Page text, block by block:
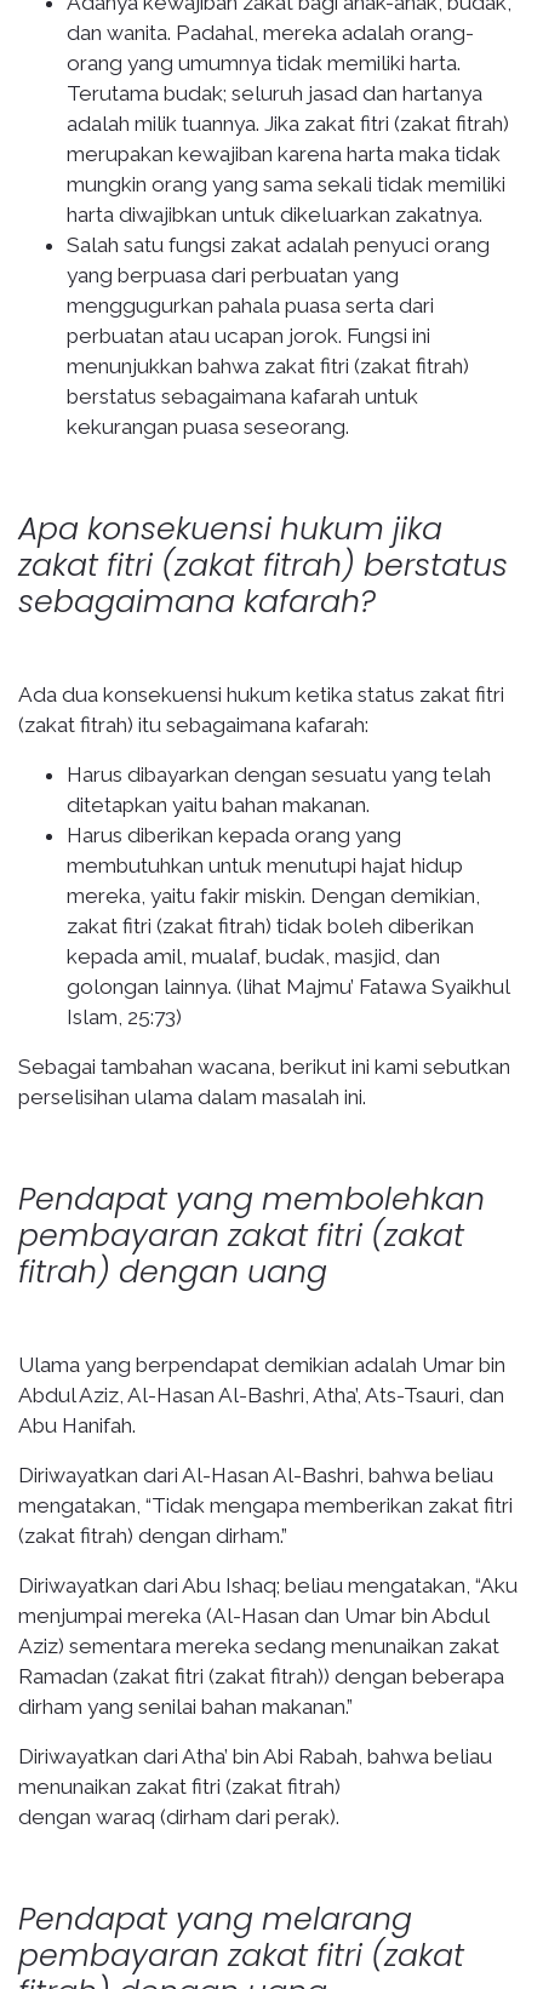
dan wanita. Padahal, mereka adalah orang-
orang yang umumnya tidak memiliki harta.
Terutama budak; seluruh jasad dan hartanya
adalah milik tuannya. Jika zakat fitri (zakat fitrah)
merupakan kewajiban karena harta maka tidak
mungkin orang yang sama sekali tidak memiliki
harta diwajibkan untuk dikeluarkan zakatnya.
Salah satu fungsi zakat adalah penyuci orang
yang berpuasa dari perbuatan yang
menggugurkan pahala puasa serta dari
perbuatan atau ucapan jorok. Fungsi ini
menunjukkan bahwa zakat fitri (zakat fitrah)
berstatus sebagaimana kafarah untuk
kekurangan puasa seseorang.
Apa konsekuensi hukum jika
zakat fitri (zakat fitrah) berstatus
sebagaimana kafarah?
Ada dua konsekuensi hukum ketika status zakat fitri
(zakat fitrah) itu sebagaimana kafarah:
Harus dibayarkan dengan sesuatu yang telah
ditetapkan yaitu bahan makanan.
Harus diberikan kepada orang yang
membutuhkan untuk menutupi hajat hidup
mereka, yaitu fakir miskin. Dengan demikian,
zakat fitri (zakat fitrah) tidak boleh diberikan
kepada amil, mualaf, budak, masjid, dan
golongan lainnya. (lihat Majmu’ Fatawa Syaikhul
Islam, 25:73)
Sebagai tambahan wacana, berikut ini kami sebutkan
perselisihan ulama dalam masalah ini.
Pendapat yang membolehkan
pembayaran zakat fitri (zakat
fitrah) dengan uang
Ulama yang berpendapat demikian adalah Umar bin
Abdul Aziz, Al-Hasan Al-Bashri, Atha’, Ats-Tsauri, dan
Abu Hanifah.
Diriwayatkan dari Al-Hasan Al-Bashri, bahwa beliau
mengatakan, “Tidak mengapa memberikan zakat fitri
(zakat fitrah) dengan dirham.”
Diriwayatkan dari Abu Ishaq; beliau mengatakan, “Aku
menjumpai mereka (Al-Hasan dan Umar bin Abdul
Aziz) sementara mereka sedang menunaikan zakat
Ramadan (zakat fitri (zakat fitrah)) dengan beberapa
dirham yang senilai bahan makanan.”
Diriwayatkan dari Atha’ bin Abi Rabah, bahwa beliau
menunaikan zakat fitri (zakat fitrah)
dengan waraq (dirham dari perak).
Pendapat yang melarang
pembayaran zakat fitri (zakat